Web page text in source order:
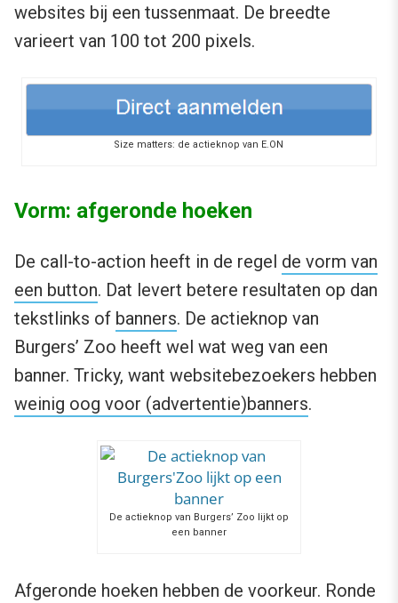
websites bij een tussenmaat. De breedte
varieert van 100 tot 200 pixels.
Size matters: de actieknop van E.ON
Vorm: afgeronde hoeken
De call-to-action heeft in de regel de vorm van
een button. Dat levert betere resultaten op dan
tekstlinks of banners. De actieknop van
Burgers’ Zoo heeft wel wat weg van een
banner. Tricky, want websitebezoekers hebben
weinig oog voor (advertentie)banners.
De actieknop van Burgers’ Zoo lijkt op
een banner
Afgeronde hoeken hebben de voorkeur. Ronde